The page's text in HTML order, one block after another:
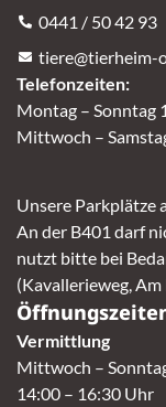
0441 / 50 42 93
tiere@tierheim-
Telefonzeiten:
Montag – Sonntag
Mittwoch –
Unsere Parkplätze
An der B401 darf
nutzt bitte bei
(Kavallerieweg,
Vermittlung
Mittwoch –
14:00 – 16:30 Uhr